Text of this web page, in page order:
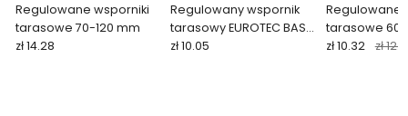
Regulowane wsporniki
tarasowe 70-120 mm
zł 14.28
Regulowany wspornik
tarasowy EUROTEC BASE
25–40 mm do profili
zł 10.05
Regulowane
tarasowe
zł 10.32 zł